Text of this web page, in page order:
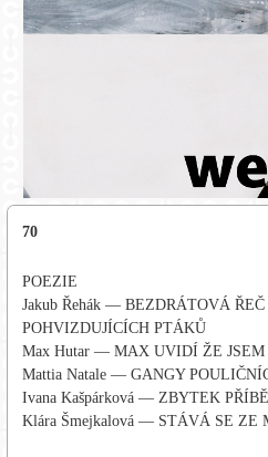
70
POEZIE
Jakub Řehák — BEZDRÁTOVÁ
POHVIZDUJÍCÍCH PTÁKŮ
Max Hutar — MAX UVIDÍ ŽE JSEM
Mattia Natale — GANGY
Ivana Kašpárková — ZBYTEK
Klára Šmejkalová — STÁVÁ SE ZE